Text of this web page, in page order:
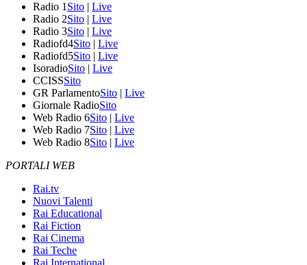
Radio 1 Sito | Live
Radio 2Sito | Live
Radio 3Sito | Live
Radiofd4Sito | Live
Radiofd5Sito | Live
IsoradioSito | Live
CCISSSito
GR ParlamentoSito | Live
Giornale RadioSito
Web Radio 6Sito | Live
Web Radio 7Sito | Live
Web Radio 8Sito | Live
PORTALI WEB
Rai.tv
Nuovi Talenti
Rai Educational
Rai Fiction
Rai Cinema
Rai Teche
Rai International